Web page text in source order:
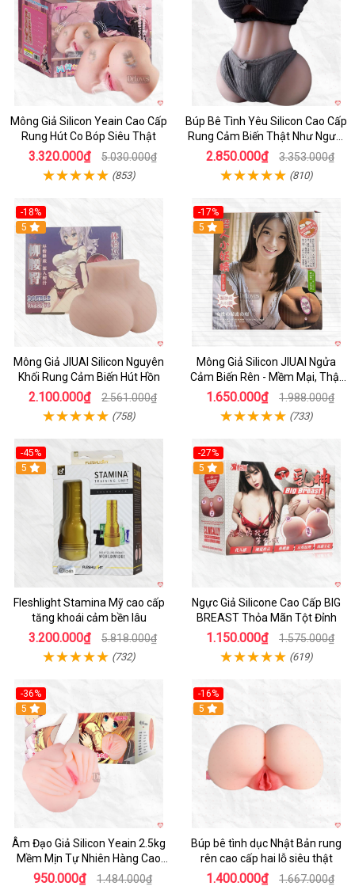
Mông Giả Silicon Yeain Cao Cấp
Rung Hút Co Bóp Siêu Thật
3.320.000₫ 5.030.000₫
(853)
Búp Bê Tình Yêu Silicon Cao Cấp
Rung Cảm Biến Thật Như Người
Mua
2.850.000₫ 3.353.000₫
(810)
-18%
5
Mông Giả JIUAI Silicon Nguyên
Khối Rung Cảm Biến Hút Hồn
2.100.000₫ 2.561.000₫
(758)
-17%
Hot
5
Mông Giả Silicon JIUAI Ngửa
Cảm Biến Rên - Mềm Mại, Thật
Như Thật
1.650.000₫ 1.988.000₫
(733)
-45%
Hot
5
Fleshlight Stamina Mỹ cao cấp
tăng khoái cảm bền lâu
3.200.000₫ 5.818.000₫
(732)
-27%
5
Ngực Giả Silicone Cao Cấp BIG
BREAST Thỏa Mãn Tột Đỉnh
1.150.000₫ 1.575.000₫
(619)
-36%
Hot
5
Âm Đạo Giả Silicon Yeain 2.5kg
Mềm Mịn Tự Nhiên Hàng Cao
Cấp
950.000₫ 1.484.000₫
-16%
Hot
5
Búp bê tình dục Nhật Bản rung
rên cao cấp hai lỗ siêu thật
1.400.000₫ 1.667.000₫